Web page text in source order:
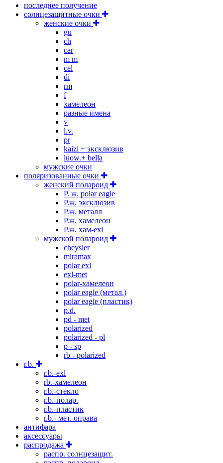
последнее получение
солнцезащитные очки
женские очки
gu
ch
car
m m
cel
di
rm
f
хамелеон
разные имена
v
l.v.
pr
kaizi + эксклюзив
luow.+ bella
мужские очки
поляризованные очки
женский полароид
P. ж. polar eagle
P.ж. эксклюзив
Р.ж. металл
P.ж. хамелеон
Р.ж. хам-exl
мужской полароид
cheysler
miramax
polar exl
exl-met
polar-хамелеон
polar eagle (метал.)
polar eagle (пластик)
p.d.
pd - met
polarized
polarized - pl
p - sp
rb - polarized
r.b.
r.b.-exl
rb.-хамелеон
r.b.-стекло
r.b.-полар.
r.b.-пластик
r.b.- мет. оправа
антифара
аксессуары
распродажа
распр. солнцезащит.